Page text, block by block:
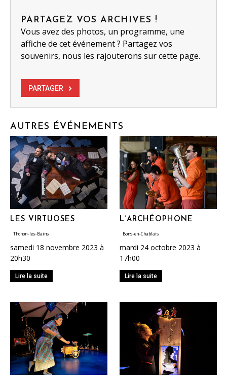
PARTAGEZ VOS ARCHIVES !
Vous avez des photos, un programme, une
affiche de cet événement ? Partagez vos
souvenirs, nous les rajouterons sur cette page.
PARTAGER
AUTRES ÉVÉNEMENTS
LES VIRTUOSES
Thonon-les-Bains
samedi 18 novembre 2023 à
20h30
Lire la suite
L’ARCHÉOPHONE
Bons-en-Chablais
mardi 24 octobre 2023 à
17h00
Lire la suite